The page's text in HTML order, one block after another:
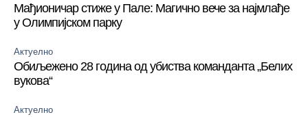
Мађионичар стиже у Пале: Магично вече за најмлађе
у Олимпијском парку
Актуелно
Обиљежено 28 година од убиства команданта „Белих
вукова“
Актуелно